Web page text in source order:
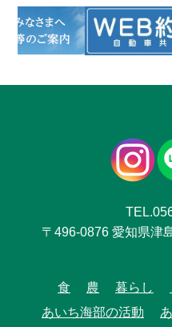
〒496-0876 愛知県津
食 農 暮らし
あいち海部の活動